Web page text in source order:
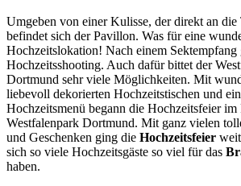
Umgeben von einer Kulisse, der direkt an die
befindet sich der Pavillon. Was für eine
Hochzeitslokation! Nach einem Sektempfang
Hochzeitsshooting. Auch dafür bittet der
Dortmund sehr viele Möglichkeiten. Mit
liebevoll dekorierten Hochzeitstischen und
Hochzeitsmenü begann die Hochzeitsfeier im
Westfalenpark Dortmund. Mit ganz vielen
und Geschenken ging die Hochzeitsfeier
sich so viele Hochzeitsgäste so viel für das
haben.